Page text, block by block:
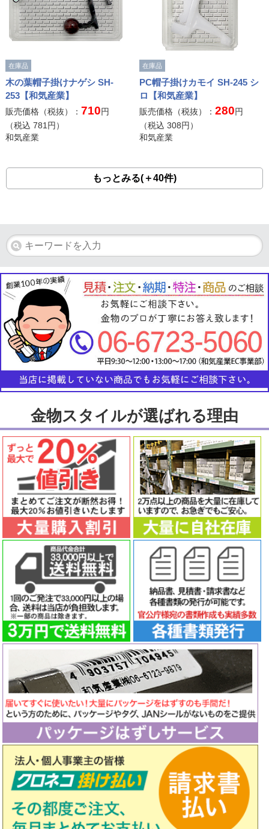
在庫品
木の葉帽子掛けナゲシ SH-
253【和気産業】
販売価格（税抜）： 710円
（税込 781円）
和気産業
在庫品
PC帽子掛けカモイ SH-245 シ
ロ【和気産業】
販売価格（税抜）：280円
（税込308円）
和気産業
もっとみる(＋40件)
金物スタイルが選ばれる理由